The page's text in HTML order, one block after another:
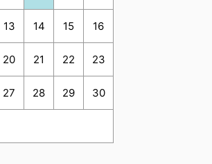
13 14 15 16
20 21 22 23
27 28 29 30